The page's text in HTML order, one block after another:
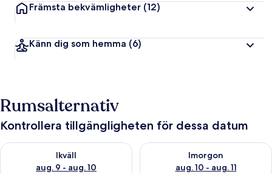
Främsta bekvämligheter (12)
Känn dig som hemma (6)
Rumsalternativ
Kontrollera tillgängligheten för dessa datum
Ikväll
aug. 9 - aug. 10
Kontrollera tillgängligheten för ikväll aug. 9 - aug. 10
Imorgon
aug. 10 - aug. 11
Kontrollera tillgängligheten